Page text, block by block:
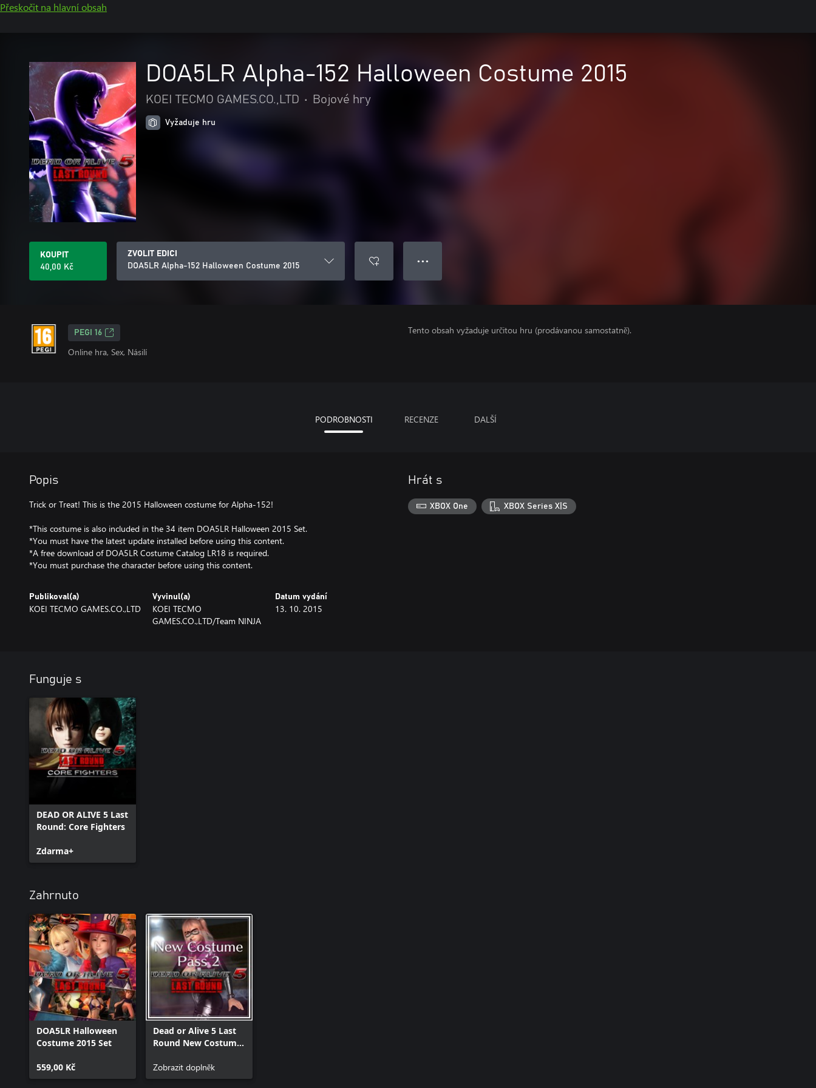
Přeskočit na hlavní obsah
DOA5LR Alpha-152 Halloween Costume 2015
KOEI TECMO GAMES.CO.,LTD • Bojové hry
Vyžaduje hru
KOUPIT
40,00 Kč
ZVOLIT EDICI
DOA5LR Alpha-152 Halloween Costume 2015
● ● ●
PEGI 16
Online hra, Sex, Násilí
Tento obsah vyžaduje určitou hru (prodávanou samostatně).
PODROBNOSTI RECENZE DALŠÍ
Popis
Trick or Treat! This is the 2015 Halloween costume for Alpha‐152!
*This costume is also included in the 34 item DOA5LR Halloween 2015 Set.
*You must have the latest update installed before using this content.
*A free download of DOA5LR Costume Catalog LR18 is required.
*You must purchase the character before using this content.
Publikoval(a)
KOEI TECMO GAMES.CO.,LTD
Vyvinul(a)
KOEI TECMO
GAMES.CO.,LTD/Team NINJA
Datum vydání
13. 10. 2015
Hrát s
XBOX One XBOX Series X|S
Funguje s
DEAD OR ALIVE 5 Last
Round: Core Fighters
Zdarma+
Zahrnuto
DOA5LR Halloween
Costume 2015 Set
559,00 Kč
Dead or Alive 5 Last
Round New Costume
Zobrazit doplněk